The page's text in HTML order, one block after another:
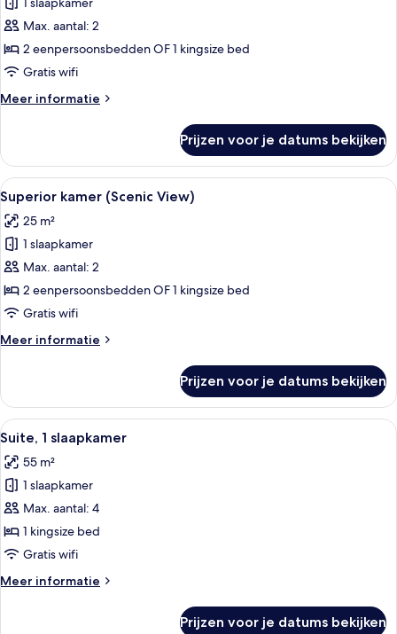
Superior
kamer
laden
Max. aantal: 2
2 eenpersoonsbedden OF 1 kingsize bed
Gratis wifi
Meer informatie
Meer
kamer
Prijzen voor je datums bekijken
Alle
foto's
voor
Superior
kamer
(Scenic
View)
Een moderne hotelkamer met een
11
Superior kamer (Scenic View)
25 m²
1 slaapkamer
Max. aantal: 2
2 eenpersoonsbedden OF 1 kingsize bed
Gratis wifi
Meer informatie
Meer
kamer
(Scenic
View)
Prijzen voor je datums bekijken
Alle
foto's
voor
Suite,
1
slaapkamer
laden
Een moderne woonkamer met een
13
Suite, 1 slaapkamer
55 m²
1 slaapkamer
Max. aantal: 4
1 kingsize bed
Gratis wifi
Meer informatie
Meer
Prijzen voor je datums bekijken